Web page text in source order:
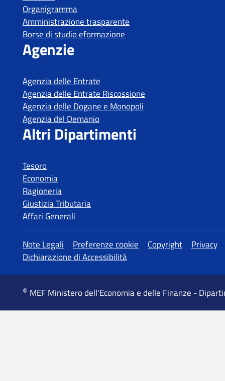
Tesoro
Economia
Ragioneria
Giustizia Tributaria
Affari Generali
MEF Ministero dell'Economia e delle Finanze -